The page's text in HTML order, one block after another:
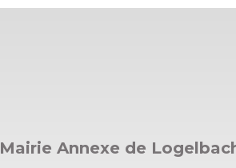
Mairie Annexe de